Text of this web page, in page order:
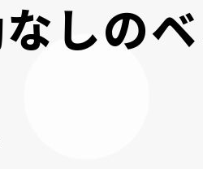
なしのベ